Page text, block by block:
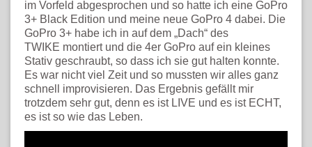
im Vorfeld abgesprochen und so hatte ich eine GoPro
3+ Black Edition und meine neue GoPro 4 dabei. Die
GoPro 3+ habe ich in auf dem „Dach“ des
TWIKE montiert und die 4er GoPro auf ein kleines
Stativ geschraubt, so dass ich sie gut halten konnte.
Es war nicht viel Zeit und so mussten wir alles ganz
schnell improvisieren. Das Ergebnis gefällt mir
trotzdem sehr gut, denn es ist LIVE und es ist ECHT,
es ist so wie das Leben.